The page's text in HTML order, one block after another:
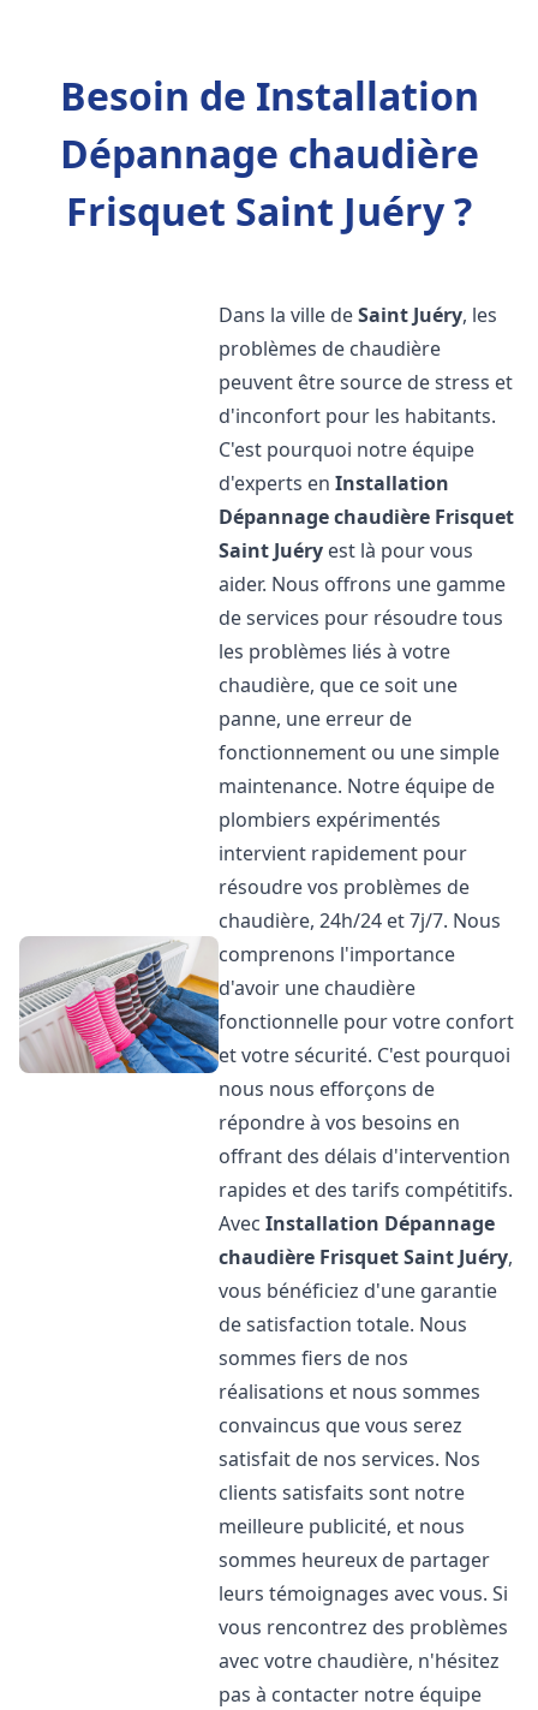
Besoin de Installation
Dépannage chaudière
Frisquet Saint Juéry ?
Dans la ville deSaint Juéry, les
problèmes de chaudière
peuvent être source de stress et
d'inconfort pour les habitants.
C'est pourquoi notre équipe
d'experts enInstallation
Dépannage chaudière Frisquet
Saint Juéry est là pour vous
aider. Nous offrons une gamme
de services pour résoudre tous
les problèmes liés à votre
chaudière, que ce soit une
panne, une erreur de
fonctionnement ou une simple
maintenance. Notre équipe de
plombiers expérimentés
intervient rapidement pour
résoudre vos problèmes de
chaudière, 24h/24 et 7j/7. Nous
comprenons l'importance
d'avoir une chaudière
fonctionnelle pour votre confort
et votre sécurité. C'est pourquoi
nous nous efforçons de
répondre à vos besoins en
offrant des délais d'intervention
rapides et des tarifs compétitifs.
AvecInstallation Dépannage
chaudière FrisquetSaint Juéry,
vous bénéficiez d'une garantie
de satisfaction totale. Nous
sommes fiers de nos
réalisations et nous sommes
convaincus que vous serez
satisfait de nos services. Nos
clients satisfaits sont notre
meilleure publicité, et nous
sommes heureux de partager
leurs témoignages avec vous. Si
vous rencontrez des problèmes
avec votre chaudière, n'hésitez
pas à contacter notre équipe